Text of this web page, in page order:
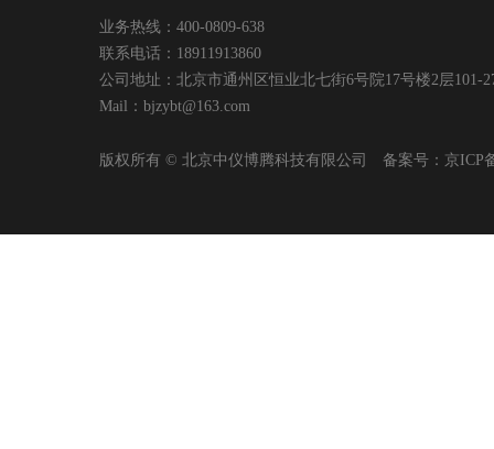
业务热线：400-0809-638
联系电话：18911913860
公司地址：北京市通州区恒业北七街6号院17号楼2层
Mail：bjzybt@163.com
版权所有 © 北京中仪博腾科技有限公司 备案号： 京ICP